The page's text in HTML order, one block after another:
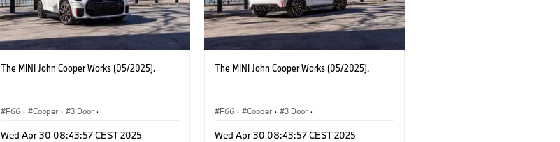
The MINI John Cooper Works (05/2025).
F66 · Cooper · 3 Door ·
Wed Apr 30 08:43:57 CEST 2025
The MINI John Cooper Works (05/2025).
F66 · Cooper · 3 Door ·
Wed Apr 30 08:43:57 CEST 2025